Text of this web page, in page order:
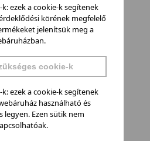
ezek a cookie-k segítenek
körének megfelelő
jelenítsük meg a
cookie-k
ezek a cookie-k segítenek
használható és
legyen. Ezen sütik nem